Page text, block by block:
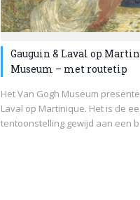
Gauguin & Laval op
Museum – met routetip
Het Van Gogh Museum
Laval op Martinique. Het is de
tentoonstelling gewijd aan een